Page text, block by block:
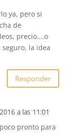
ya, pero si
de
precio….o
la idea
Responder
a las 11:01
pronto para